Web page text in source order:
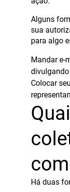
Alguns
sua
para algo
Mandar e-
Colocar
Há duas